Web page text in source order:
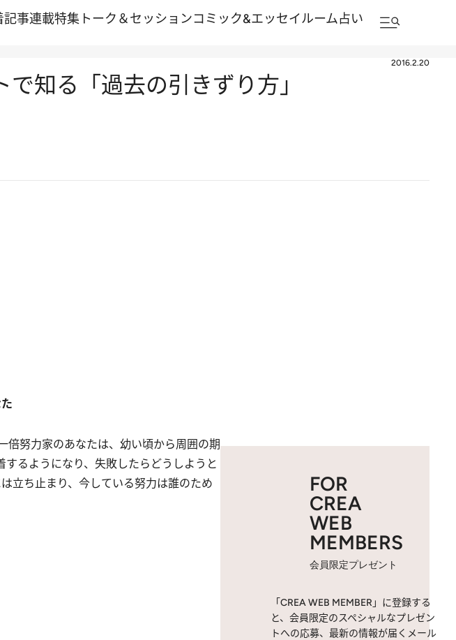
記事連載特集 トーク＆セッションコミック&エッセイルーム占い
2016.2.20
知る「過去の引きずり方」
努力家のあなたは、幼い頃から周囲の期
るようになり、失敗したらどうしようと
立ち止まり、今している努力は誰のため
FOR
CREA
WEB
MEMBERS
会員限定プレゼント
「CREA WEB MEMBER」に登録する
と、会員限定のスペシャルなプレゼン
トへの応募、最新の情報が届くメール